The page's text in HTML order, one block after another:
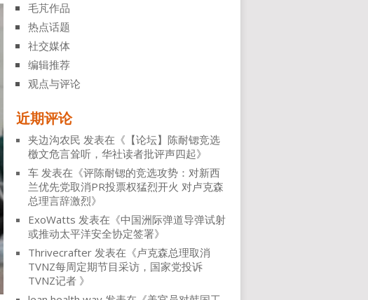
毛芃作品
热点话题
社交媒体
编辑推荐
观点与评论
近期评论
夹边沟农民 发表在《 【论坛】陈耐锶竞选
檄文危言耸听，华社读者批评声四起》
车 发表在《评陈耐锶的竞选攻势：对新西
兰优先党取消PR投票权猛烈开火 对卢克森
总理言辞激烈》
ExoWatts 发表在《中国洲际弹道导弹试射
或推动太平洋安全协定签署》
Thrivecrafter 发表在《卢克森总理取消
TVNZ每周定期节目采访，国家党投诉
TVNZ记者 》